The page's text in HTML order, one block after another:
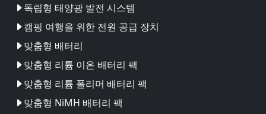
독립형 태양광 발전 시스템
캠핑 여행을 위한 전원 공급 장치
맞춤형 배터리
맞춤형 리튬 이온 배터리 팩
맞춤형 리튬 폴리머 배터리 팩
맞춤형 NiMH 배터리 팩